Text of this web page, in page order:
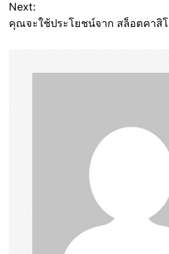
s
n
a
v
i
g
a
t
i
Next:
คุณจะใช้ประโยชน์จาก สล็อตคาสิโ